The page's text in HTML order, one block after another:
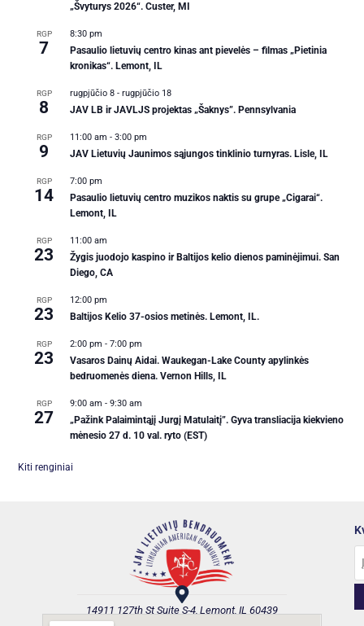
„Švyturys 2026“. Custer, MI
RGP
7
8:30 pm
Pasaulio lietuvių centro kinas ant pievelės – filmas „Pietinia
kronikas“. Lemont, IL
RGP
8
rugpjūčio 8 -rugpjūčio 18
JAV LB ir JAVLJS projektas „Šaknys”. Pennsylvania
RGP
9
11:00 am -3:00 pm
JAV Lietuvių Jaunimos sąjungos tinklinio turnyras. Lisle, IL
RGP
14
7:00 pm
Pasaulio lietuvių centro muzikos naktis su grupe „Cigarai“.
Lemont, IL
RGP
23
11:00 am
Žygis juodojo kaspino ir Baltijos kelio dienos paminėjimui. San
Diego, CA
RGP
23
12:00 pm
Baltijos Kelio 37-osios metinės. Lemont, IL.
RGP
23
2:00 pm -7:00 pm
Vasaros Dainų Aidai. Waukegan-Lake County apylinkės
bedruomenės diena. Vernon Hills, IL
RGP
27
9:00 am -9:30 am
„Pažink Palaimintąjį Jurgį Matulaitį”. Gyva transliacija kiekvieno
mėnesio 27 d. 10 val. ryto (EST)
Kiti renginiai
14911 127th St Suite S-4, Lemont, IL 60439